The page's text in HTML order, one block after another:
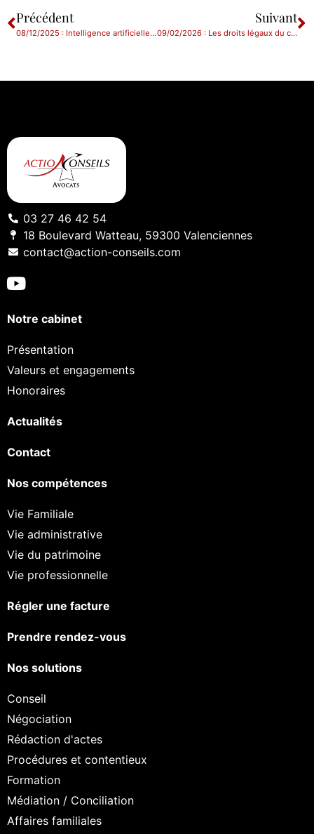
Précédent
08/12/2025 : Intelligence artificielle et enjeux en droit du travail
Suivant
09/02/2026 : Les droits légaux du conjoint survivant
03 27 46 42 54
18 Boulevard Watteau, 59300 Valenciennes
contact@action-conseils.com
Notre cabinet
Présentation
Valeurs et engagements
Honoraires
Actualités
Contact
Nos compétences
Vie Familiale
Vie administrative
Vie du patrimoine
Vie professionnelle
Régler une facture
Prendre rendez-vous
Nos solutions
Conseil
Négociation
Rédaction d'actes
Procédures et contentieux
Formation
Médiation / Conciliation
Affaires familiales